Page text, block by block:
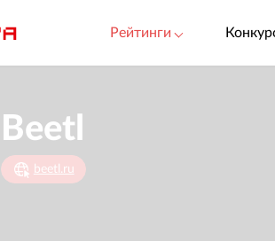
Рейтинги
Beetl
beetl.ru